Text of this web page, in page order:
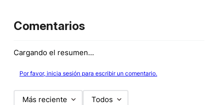
Comentarios
Cargando el resumen…
Por favor, inicia sesión para escribir un comentario.
Más reciente Todos